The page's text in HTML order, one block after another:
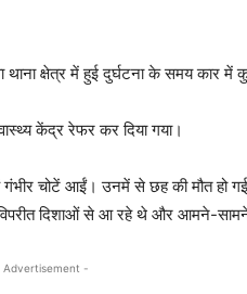
थाना क्षेत्र में हुई दुर्घटना के समय कार
केंद्र रेफर कर दिया गया।
चोटें आईं। उनमें से छह की मौत हो
विपरीत दिशाओं से आ रहे थे और आमने-
-